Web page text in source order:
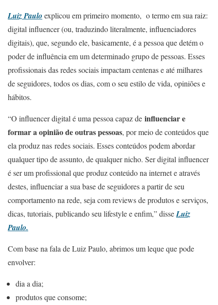
Luiz Paulo explicou em primeiro momento, o termo em sua raiz:
digital influencer (ou, traduzindo literalmente, influenciadores
digitais), que, segundo ele, basicamente, é a pessoa que detém o
poder de influência em um determinado grupo de pessoas. Esses
profissionais das redes sociais impactam centenas e até milhares
de seguidores, todos os dias, com o seu estilo de vida, opiniões e
hábitos.
“O influencer digital é uma pessoa capaz de influenciar e
formar a opinião de outras pessoas, por meio de conteúdos que
ela produz nas redes sociais. Esses conteúdos podem abordar
qualquer tipo de assunto, de qualquer nicho. Ser digital influencer
é ser um profissional que produz conteúdo na internet e através
destes, influenciar a sua base de seguidores a partir de seu
comportamento na rede, seja com reviews de produtos e serviços,
dicas, tutoriais, publicando seu lifestyle e enfim,” disseLuiz
Paulo.
Com base na fala de Luiz Paulo, abrimos um leque que pode
envolver:
dia a dia;
produtos que consome;